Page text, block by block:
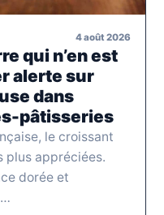
4 août 2026
qui n’en est
alerte sur
dans
pâtisseries
le croissant
plus appréciées.
dorée et